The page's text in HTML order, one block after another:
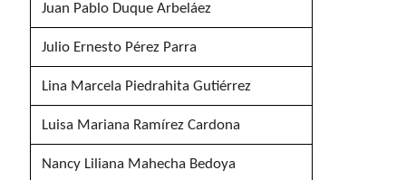
Juan Pablo Duque Arbeláez
Julio Ernesto Pérez Parra
Lina Marcela Piedrahita Gutiérrez
Luisa Mariana Ramírez Cardona
Nancy Liliana Mahecha Bedoya